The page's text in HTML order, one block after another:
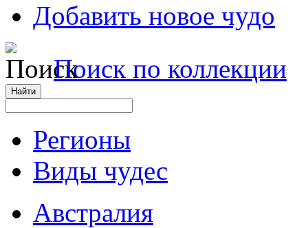
Добавить новое чудо
Поиск по коллекции
Регионы
Виды чудес
Австралия